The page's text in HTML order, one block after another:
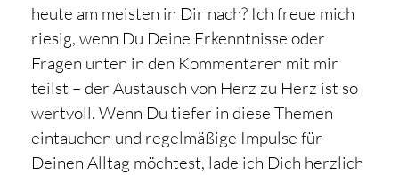
heute am meisten in Dir nach? Ich freue mich
riesig, wenn Du Deine Erkenntnisse oder
Fragen unten in den Kommentaren mit mir
teilst – der Austausch von Herz zu Herz ist so
wertvoll. Wenn Du tiefer in diese Themen
eintauchen und regelmäßige Impulse für
Deinen Alltag möchtest, lade ich Dich herzlich